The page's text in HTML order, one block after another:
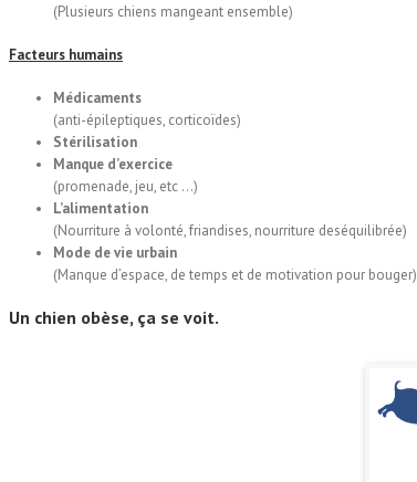
(Plusieurs chiens mangeant ensemble)
Facteurs humains
Médicaments
(anti-épileptiques, corticoïdes)
Stérilisation
Manque d’exercice
(promenade, jeu, etc …)
L’alimentation
(Nourriture à volonté, friandises, nourriture deséquilibrée)
Mode de vie urbain
(Manque d’espace, de temps et de motivation pour bouger)
Un chien obèse, ça se voit.